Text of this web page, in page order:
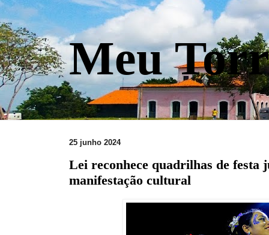
Meu
25 junho 2024
Lei reconhece quadrilhas de festa
manifestação cultural